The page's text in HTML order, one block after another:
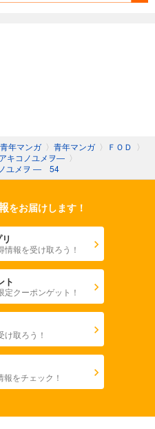
ます！ ― アキコノユメヲ ― 86
カート
試し読み
ります！ ― アキコノユメヲ ― 87
ます！ ― アキコノユメヲ ― 88
年マンガ 〉 青年マンガ 〉 ＦＯＤ 〉
キコノユメヲ― 〉
ノユメヲ ― 54
をお届けします！
報を受け取ろう！
ト
クーポンゲット！
け取ろう！
をチェック！